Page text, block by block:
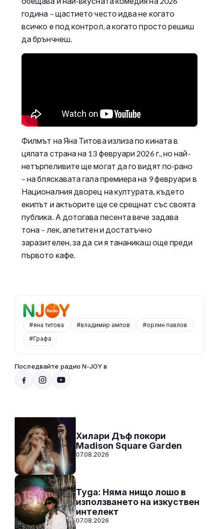
година – щастието често идва не когато
всичко е под контрол, а когато просто решиш
да брънчнеш.
Филмът на Яна Титова излиза по кината в
цялата страна на 13 февруари 2026 г., но най-
нетърпеливите ще могат да го видят по-рано
– на бляскавата гала премиера на 9 февруари в
Националния дворец на културата, където
екипът и актьорите ще се срещнат със своята
публика. А дотогава песента вече задава
тона – лек, апетитен и достатъчно
заразителен, за да си я тананикаш още преди
първото кафе.
#яна титова #владимир ампов
#орлин павлов
#Графа
Последвайте радио N-JOY в
СЛУШАЙ
07:00 - 10:00
Хилари Дъф покори
Madison Square Garden
07.08.2026
Tyga: Няма нищо лошо в
използването на изкуствен
интелект
07.08.2026